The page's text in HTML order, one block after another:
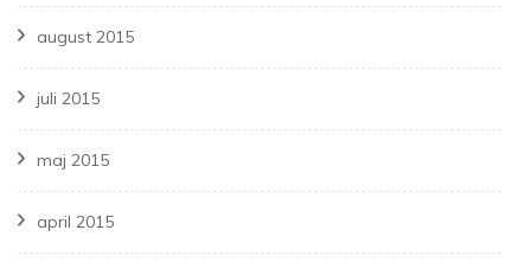
august 2015
juli 2015
maj 2015
april 2015